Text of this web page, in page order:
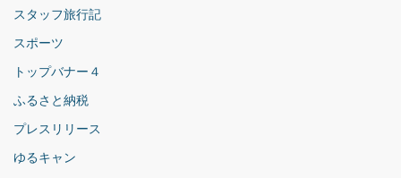
スタッフ旅行記
スポーツ
トップバナー４
ふるさと納税
プレスリリース
ゆるキャン